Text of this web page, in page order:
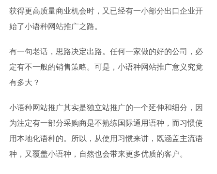
获得更高质量商业机会时，又已经有一小部分出口企业开
始了小语种网站推广之路。
有一句老话，思路决定出路。任何一家做的好的公司，必
定有不一般的销售策略。可是，小语种网站推广意义究竟
有多大？
小语种网站推广其实是独立站推广的一个延伸和细分，因
为注定有一部分采购商是不熟练国际通用语种，而习惯使
用本地化语种的。所以，从使用习惯来讲，既涵盖主流语
种，又覆盖小语种，自然也会带来更多优质的客户。